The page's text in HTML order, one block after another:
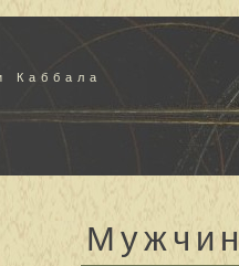
Каббала